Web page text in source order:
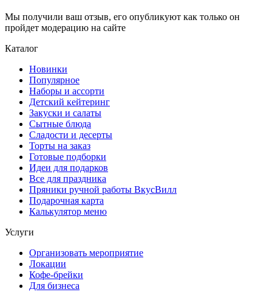
Мы получили ваш отзыв, его опубликуют как только он
пройдет модерацию на сайте
Каталог
Новинки
Популярное
Наборы и ассорти
Детский кейтеринг
Закуски и салаты
Сытные блюда
Сладости и десерты
Торты на заказ
Готовые подборки
Идеи для подарков
Все для праздника
Пряники ручной работы ВкусВилл
Подарочная карта
Калькулятор меню
Услуги
Организовать мероприятие
Локации
Кофе-брейки
Для бизнеса